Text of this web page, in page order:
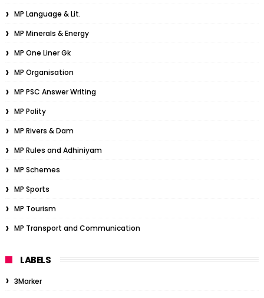
MP Language & Lit.
MP Minerals & Energy
MP One Liner Gk
MP Organisation
MP PSC Answer Writing
MP Polity
MP Rivers & Dam
MP Rules and Adhiniyam
MP Schemes
MP Sports
MP Tourism
MP Transport and Communication
LABELS
3Marker